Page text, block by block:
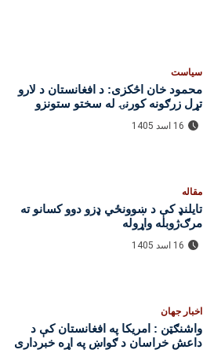
سیاست
محمود خان اڅکزی: د افغانستان د لارو
تړل زرګونه کورنۍ له سختو ستونزو
سره مخ کړې دي
16 اسد 1405
مقاله
تایلنډ کې د ښوونځي ډزو دوو کسانو ته
مرګ‌ژوبله واړوله
16 اسد 1405
اخبار جهان
واشنګټن : امریکا په افغانستان کې د
داعش خراسان د ګواښ په اړه خبرداری